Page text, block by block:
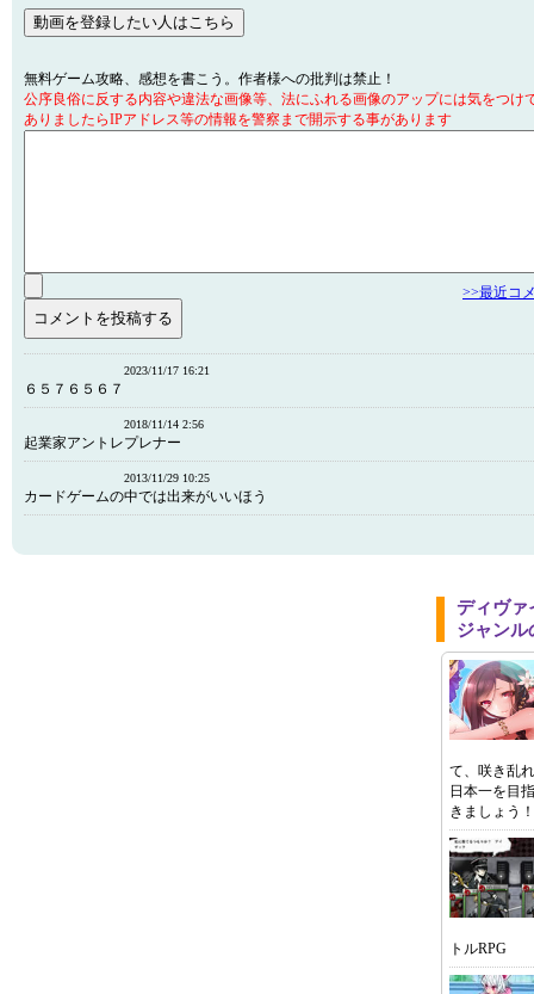
無料ゲーム攻略、感想を書こう。作者様への批判は禁止！
公序良俗に反する内容や違法な画像等、法にふれる画像のアップには気をつけ
ありましたらIPアドレス等の情報を警察まで開示する事があります
>>最近コ
2023/11/17 16:21
６５７６５６７
2018/11/14 2:56
起業家アントレプレナー
2013/11/29 10:25
カードゲームの中では出来がいいほう
ディヴァ
ジャンル
て、咲き乱
日本一を目
きましょう！
トルRPG